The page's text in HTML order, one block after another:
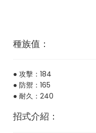
種族值：
● 攻擊：184
● 防禦：165
● 耐久：240
招式介紹：